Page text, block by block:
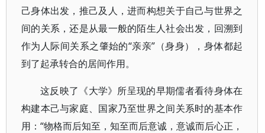
己身体出发，推己及人，进而构想关于自己与世界之
间的关系，还是从最一般的陌生人社会出发，回溯到
作为人际间关系之肇始的“亲亲”（身身），身体都起
到了起承转合的居间作用。
这反映了《大学》所呈现的早期儒者看待身体在
构建本己与家庭、国家乃至世界之间关系时的基本作
用：“物格而后知至，知至而后意诚，意诚而后心正，